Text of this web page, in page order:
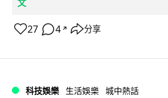
27 4 ↗ 分享
科技娛樂 生活娛樂 城中熱話